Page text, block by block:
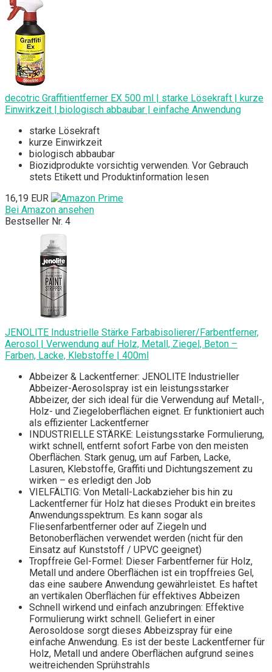
decotric Graffitientferner EX 500 ml | starke Lösekraft | kurze
Einwirkzeit | biologisch abbaubar | einfache Anwendung
starke Lösekraft
kurze Einwirkzeit
biologisch abbaubar
Biozidprodukte vorsichtig verwenden. Vor Gebrauch
stets Etikett und Produktinformation lesen
16,19 EUR
Bei Amazon ansehen
Bestseller Nr. 4
JENOLITE Industrielle Stärke Farbabisolierer/Farbentferner,
Aerosol | Verwendung auf Holz, Metall, Ziegel, Beton –
Farben, Lacke, Klebstoffe | 400ml
Abbeizer & Lackentferner: JENOLITE Industrieller
Abbeizer-Aerosolspray ist ein leistungsstarker
Abbeizer, der sich ideal für die Verwendung auf Metall-,
Holz- und Ziegeloberflächen eignet. Er funktioniert auch
als effizienter Lackentferner
INDUSTRIELLE STÄRKE: Leistungsstarke Formulierung,
wirkt schnell, entfernt sofort Farbe von den meisten
Oberflächen. Stark genug, um auf Farben, Lacke,
Lasuren, Klebstoffe, Graffiti und Dichtungszement zu
wirken – es erledigt den Job
VIELFÄLTIG: Von Metall-Lackabzieher bis hin zu
Lackentferner für Holz hat dieses Produkt ein breites
Anwendungsspektrum. Es kann sogar als
Fliesenfarbentferner oder auf Ziegeln und
Betonoberflächen verwendet werden (nicht für den
Einsatz auf Kunststoff / UPVC geeignet)
Tropffreie Gel-Formel: Dieser Farbentferner für Holz,
Metall und andere Oberflächen ist ein tropffreies Gel,
das eine saubere Anwendung gewährleistet. Es haftet
an vertikalen Oberflächen für effektives Abbeizen
Schnell wirkend und einfach anzubringen: Effektive
Formulierung wirkt schnell. Geliefert in einer
Aerosoldose sorgt dieses Abbeizspray für eine
einfache Anwendung. Es ist der beste Lackentferner für
Holz, Metall und andere Oberflächen aufgrund seines
weitreichenden Sprühstrahls